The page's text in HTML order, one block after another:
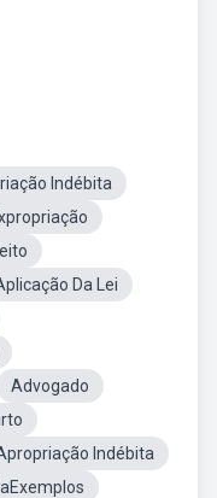
Indébita
Da Lei
Advogado
Indébita